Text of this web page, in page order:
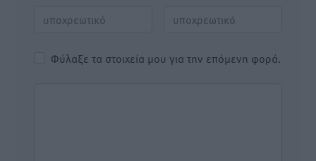
Φύλαξε τα στοιχεία μου για την επόμενη φορά.